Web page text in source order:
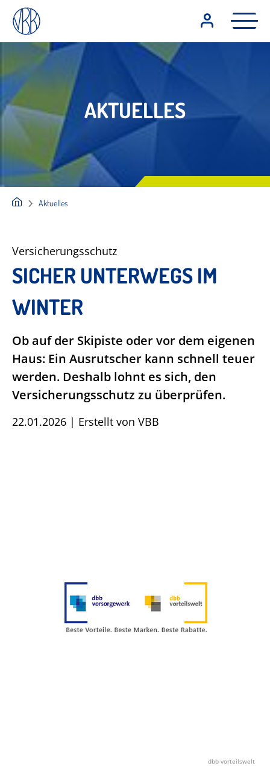
AKTUELLES
Aktuelles
Versicherungsschutz
SICHER UNTERWEGS IM
WINTER
Ob auf der Skipiste oder vor dem eigenen
Haus: Ein Ausrutscher kann schnell teuer
werden. Deshalb lohnt es sich, den
Versicherungsschutz zu überprüfen.
22.01.2026 | Erstellt von VBB
dbb vorteilswelt